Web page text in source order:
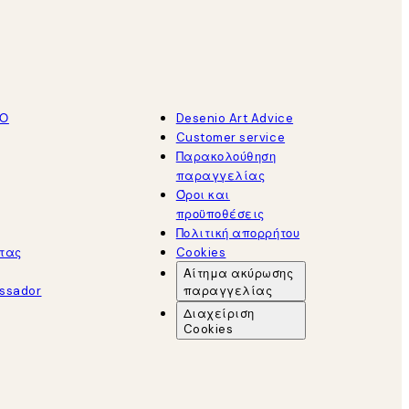
Desenio Art Advice
Customer service
Παρακολούθηση
παραγγελίας
Όροι και
προϋποθέσεις
Πολιτική απορρήτου
Cookies
Αίτημα ακύρωσης
παραγγελίας
Διαχείριση
Cookies